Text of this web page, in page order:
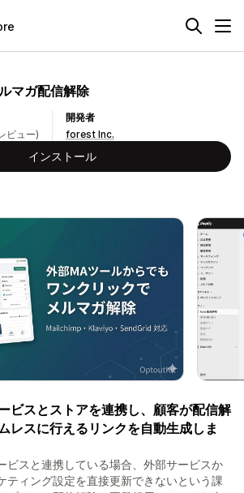
マガ配信解除
ビュー)
開発者
forest Inc.
インストール
ビスとストアを連携し、顧客が配信解
レスに行えるリンクを自動生成しま
ビスと連携している場合、外部サービスか
ティング設定を直接更新できないという課